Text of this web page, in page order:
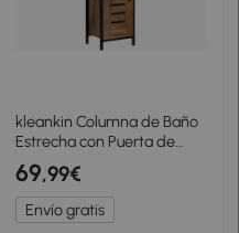
kleankin Columna de Baño
Estrecha con Puerta de
Lamas Estantes Ajustables
Compartimentos Abiertos
37x30x167 cm Marrón
Rústico
69,99€
Envío gratis